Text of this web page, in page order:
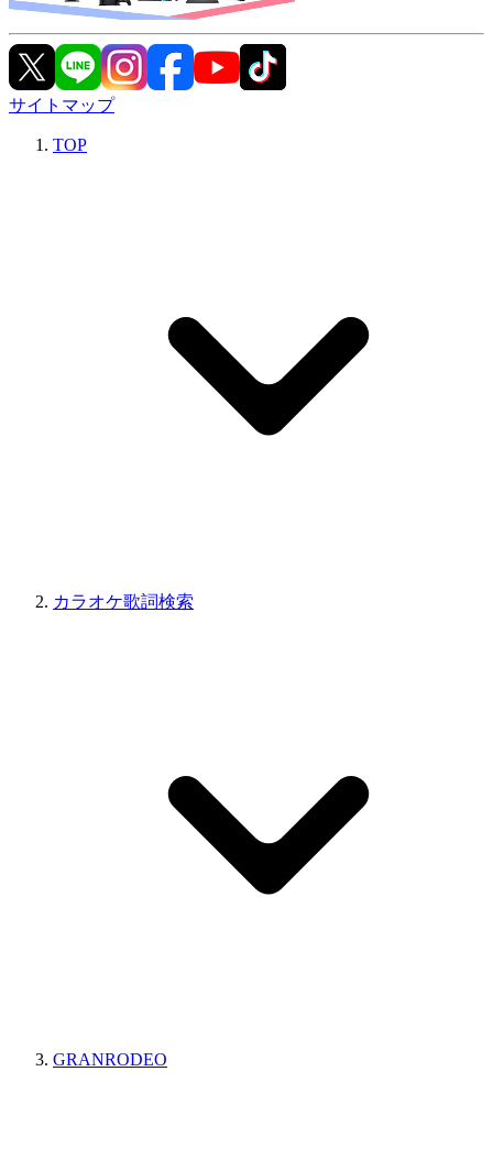
サイトマップ
TOP
カラオケ歌詞検索
GRANRODEO